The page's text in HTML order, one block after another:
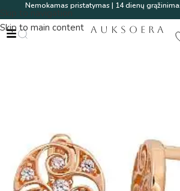
Skip to navigation
Skip to main content
Nemokamas pristatymas | 14 dienų
AUKSOERA